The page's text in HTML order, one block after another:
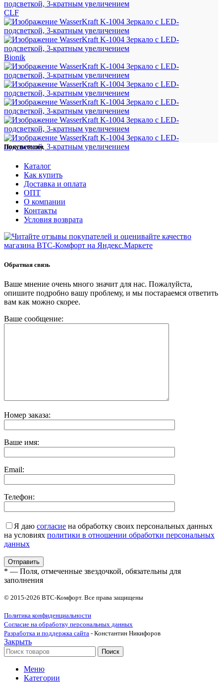
CLF
Bionik
Покупателям
Каталог
Как купить
Доставка и оплата
ОПТ
О компании
Контакты
Условия возврата
Обратная связь
Ваше мнение очень много значит для нас. Пожалуйста,
опишите подробно вашу проблему, и мы постараемся ответить
вам как можно скорее.
Ваше сообщение:
Номер заказа:
Ваше имя:
Email:
Телефон:
Я даю согласие на обработку своих персональных данных
на условиях политики в отношении обработки персональных
данных
* — Поля, отмеченные звездочкой, обязательны для
заполнения
© 2015-2026 ВТС-Комфорт. Все права защищены
Политика конфиденциальности
Согласие на обработку персональных данных
Разработка и поддержка сайта - Константин Никифоров
Закрыть
Поиск
Меню
Категории